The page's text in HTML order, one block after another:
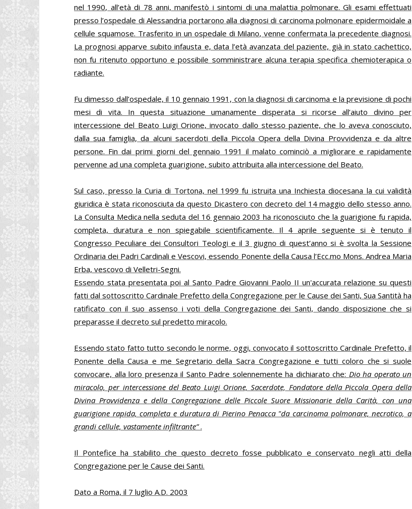
nel 1990, all’età di 78 anni, manifestò i sintomi di una malattia polmonare. Gli esami effettuati
presso l’ospedale di Alessandria portarono alla diagnosi di carcinoma polmonare epidermoidale a
cellule squamose. Trasferito in un ospedale di Milano, venne confermata la precedente diagnosi.
La prognosi apparve subito infausta e, data l’età avanzata del paziente, già in stato cachettico,
non fu ritenuto opportuno e possibile somministrare alcuna terapia specifica chemioterapica o
radiante.
Fu dimesso dall’ospedale, il 10 gennaio 1991, con la diagnosi di carcinoma e la previsione di pochi
mesi di vita. In questa situazione umanamente disperata si ricorse all’aiuto divino per
intercessione del Beato Luigi Orione, invocato dallo stesso paziente, che lo aveva conosciuto,
dalla sua famiglia, da alcuni sacerdoti della Piccola Opera della Divina Provvidenza e da altre
persone. Fin dai primi giorni del gennaio 1991 il malato cominciò a migliorare e rapidamente
pervenne ad una completa guarigione, subito attribuita alla intercessione del Beato.
Sul caso, presso la Curia di Tortona, nel 1999 fu istruita una Inchiesta diocesana la cui validità
giuridica è stata riconosciuta da questo Dicastero con decreto del 14 maggio dello stesso anno.
La Consulta Medica nella seduta del 16 gennaio 2003 ha riconosciuto che la guarigione fu rapida,
completa, duratura e non spiegabile scientificamente. Il 4 aprile seguente si è tenuto il
Congresso Peculiare dei Consultori Teologi e il 3 giugno di quest’anno si è svolta la Sessione
Ordinaria dei Padri Cardinali e Vescovi, essendo Ponente della Causa l’Ecc.mo Mons. Andrea Maria
Erba, vescovo di Velletri-Segni.
Essendo stata presentata poi al Santo Padre Giovanni Paolo II un'accurata relazione su questi
fatti dal sottoscritto Cardinale Prefetto della Congregazione per le Cause dei Santi, Sua Santità ha
ratificato con il suo assenso i voti della Congregazione dei Santi, dando disposizione che si
preparasse il decreto sul predetto miracolo.
Essendo stato fatto tutto secondo le norme, oggi, convocato il sottoscritto Cardinale Prefetto, il
Ponente della Causa e me Segretario della Sacra Congregazione e tutti coloro che si suole
convocare, alla loro presenza il Santo Padre solennemente ha dichiarato che: Dio ha operato un
miracolo, per intercessione del Beato Luigi Orione, Sacerdote, Fondatore della Piccola Opera della
Divina Provvidenza e della Congregazione delle Piccole Suore Missionarie della Carità, con una
guarigione rapida, completa e duratura di Pierino Penacca "da carcinoma polmonare, necrotico, a
grandi cellule, vastamente infiltrante”.
Il Pontefice ha stabilito che questo decreto fosse pubblicato e conservato negli atti della
Congregazione per le Cause dei Santi.
Dato a Roma, il 7 luglio A.D. 2003